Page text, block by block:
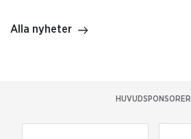
Alla nyheter
HUVUDSPONSORER